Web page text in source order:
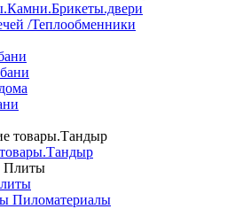
/Теплообменники
Пиломатериалы